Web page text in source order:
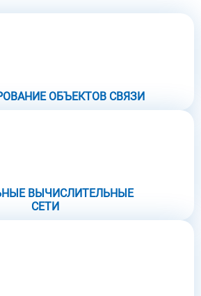
ОБЪЕКТОВ СВЯЗИ
ВЫЧИСЛИТЕЛЬНЫЕ
СЕТИ